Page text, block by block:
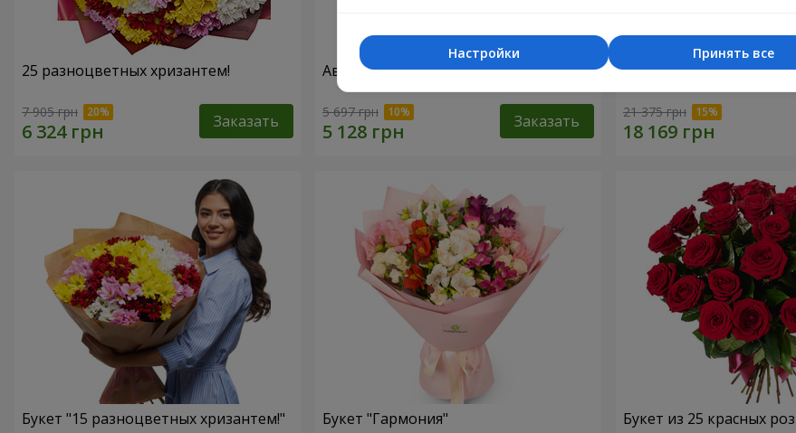
25 разноцветных хризантем!
7 905 грн Заказать
Авторский букет "11 белых роз!"
5 697 грн Заказать
51 красная и белая роза!
21 375 грн
Букет "15 разноцветных хризантем!" Букет "Гармония" Букет из 25 красных роз
Принять все
Настройки